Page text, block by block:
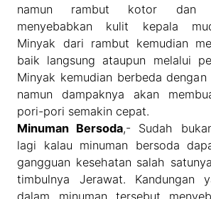
namun rambut kotor dan
menyebabkan kulit kepala
Minyak dari rambut kemudian
baik langsung ataupun melalui
Minyak kemudian berbeda
namun dampaknya akan
pori-pori semakin cepat.
Minuman Bersoda,- Sudah
lagi kalau minuman bersoda
gangguan kesehatan salah
timbulnya Jerawat. Kandungan
dalam minuman tersebut